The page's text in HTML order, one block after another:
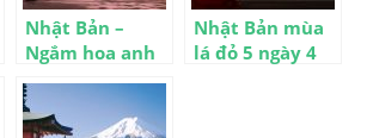
Nhật Bản –
Ngắm hoa anh
đêm
Nhật Bản mùa
lá đỏ 5 ngày 4